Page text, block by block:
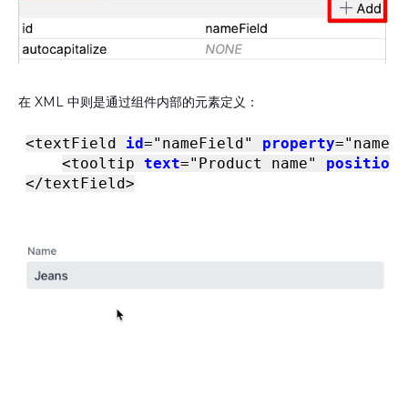
在 XML 中则是通过组件内部的元素定义：
<textField id="nameField" property="name"
<tooltip text="Product name" position
</textField>